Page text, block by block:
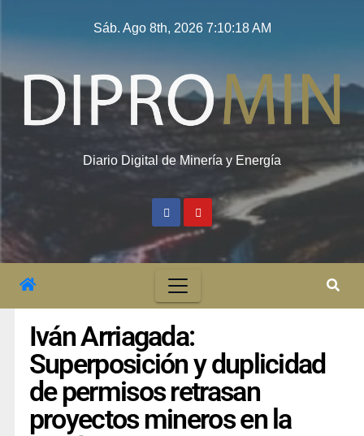
Sáb. Ago 8th, 2026 7:10:18 AM
Diario Digital de Minería y Energía
Iván Arriagada:
Superposición y duplicidad
de permisos retrasan
proyectos mineros en la